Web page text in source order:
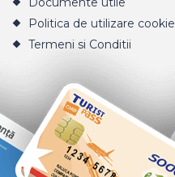
Politica de utilizare cookie
Termeni si Conditii